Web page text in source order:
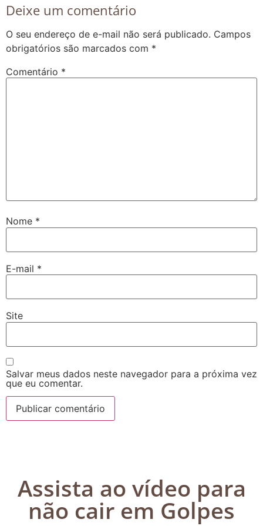
Deixe um comentário
O seu endereço de e-mail não será publicado. Campos
obrigatórios são marcados com *
Comentário *
Nome *
E-mail *
Site
Salvar meus dados neste navegador para a próxima vez
que eu comentar.
Assista ao vídeo para
não cair em Golpes